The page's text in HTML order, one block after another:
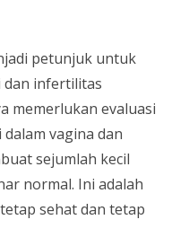
petunjuk untuk
infertilitas
memerlukan evaluasi
vagina dan
sejumlah kecil
normal. Ini adalah
sehat dan tetap